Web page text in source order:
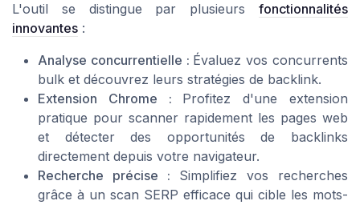
L'outil se distingue par plusieurs fonctionnalités
innovantes :
Analyse concurrentielle : Évaluez vos concurrents
bulk et découvrez leurs stratégies de backlink.
Extension Chrome : Profitez d'une extension
pratique pour scanner rapidement les pages web
et détecter des opportunités de backlinks
directement depuis votre navigateur.
Recherche précise : Simplifiez vos recherches
grâce à un scan SERP efficace qui cible les mots-